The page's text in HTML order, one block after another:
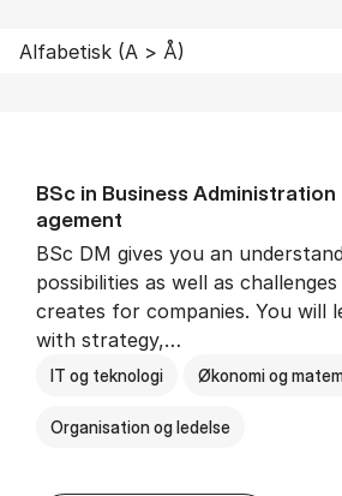
BSc in Busi­ness
age­ment
BSc DM gives you an
possibilities as well as
creates for companies. You will
with strategy,…
IT og teknologi Økonomi og
Organisation og ledelse